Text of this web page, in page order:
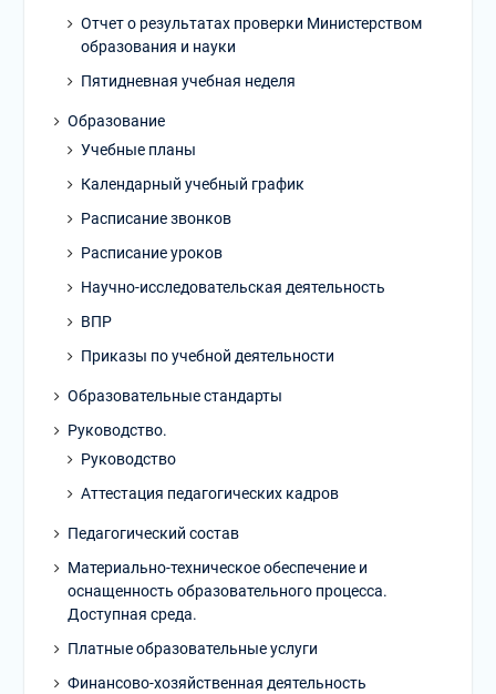
Отчет о результатах проверки Министерством
образования и науки
Пятидневная учебная неделя
Образование
Учебные планы
Календарный учебный график
Расписание звонков
Расписание уроков
Научно-исследовательская деятельность
ВПР
Приказы по учебной деятельности
Образовательные стандарты
Руководство.
Руководство
Аттестация педагогических кадров
Педагогический состав
Материально-техническое обеспечение и
оснащенность образовательного процесса.
Доступная среда.
Платные образовательные услуги
Финансово-хозяйственная деятельность